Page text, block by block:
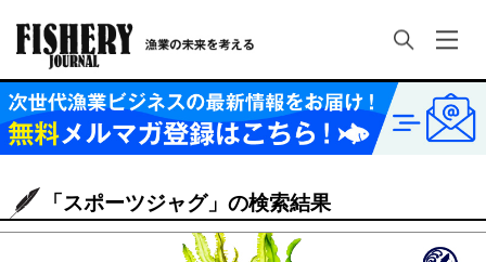
「スポーツジャグ」の検索結果